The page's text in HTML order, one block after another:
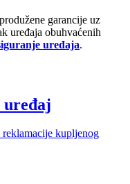
garancije uz
uređaja obuhvaćenih
uređaja.
uređaj
kupljenog